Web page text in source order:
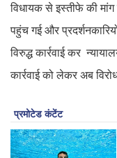
विधायक से इस्तीफे की
पहुंच गई और
विरुद्ध कार्रवाई कर
कार्रवाई को लेकर अब